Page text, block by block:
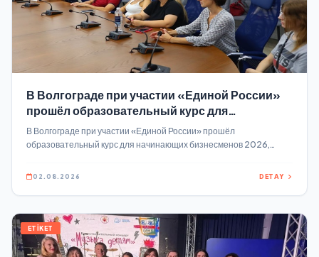
В Волгограде при участии «Единой России»
прошёл образовательный курс для
начинающих бизнесменов
В Волгограде при участии «Единой России» прошёл
образовательный курс для начинающих бизнесменов 2026,
образовательном курсе «Основы предпринимательства: от идеи к
02.08.2026 DETAY
ETİKET